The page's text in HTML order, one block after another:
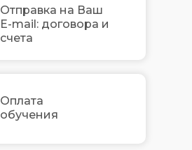
Отправка на Ваш
E-mail: договора и
счета
Оплата
обучения